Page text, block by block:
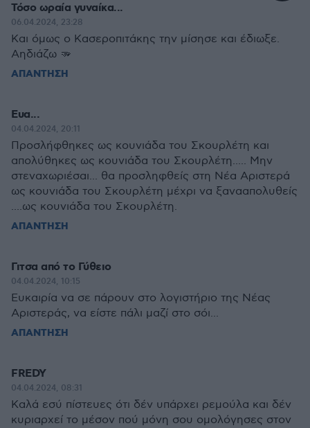
Τόσο ωραία γυναίκα...
06.04.2024, 23:28
Και όμως ο Κασεροπιτάκης την μίσησε και έδιωξε.
Αηδιάζω 🫳
ΑΠΑΝΤΗΣΗ
Ευα...
04.04.2024, 20:11
Προσλήφθηκες ως κουνιάδα του Σκουρλέτη και
απολύθηκες ως κουνιάδα του Σκουρλέτη..... Μην
στεναχωριέσαι... θα προσληφθείς στη Νέα Αριστερά
ως κουνιάδα του Σκουρλέτη μέχρι να ξανααπολυθείς
....ως κουνιάδα του Σκουρλέτη.
ΑΠΑΝΤΗΣΗ
Γιτσα από το Γύθειο
04.04.2024, 10:15
Ευκαιρία να σε πάρουν στο λογιστήριο της Νέας
Αριστεράς, να είστε πάλι μαζί στο σόι...
ΑΠΑΝΤΗΣΗ
FREDY
04.04.2024, 08:31
Καλά εσύ πίστευες ότι δέν υπάρχει ρεμούλα και δέν
κυριαρχεί το μέσον πού μόνη σου ομολόγησες στον